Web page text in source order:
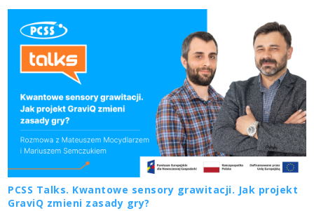
PCSS Talks. Kwantowe sensory grawitacji. Jak projekt
GraviQ zmieni zasady gry?